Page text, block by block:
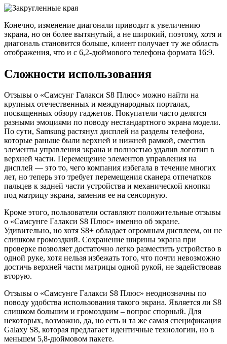
Конечно, изменение диагонали приводит к увеличению
экрана, но он более вытянутый, а не широкий, поэтому, хотя и
диагональ становится больше, клиент получает ту же область
отображения, что и с 6,2-дюймового телефона формата 16:9.
Сложности использования
Отзывы о «Самсунг Галакси S8 Плюс» можно найти на
крупных отечественных и международных порталах,
посвященных обзору гаджетов. Покупатели часто делятся
разными эмоциями по поводу нестандартного экрана модели.
По сути, Samsung растянул дисплей на разделы телефона,
которые раньше были верхней и нижней рамкой, сместив
элементы управления экрана и полностью удалив логотип в
верхней части. Перемещение элементов управления на
дисплей — это то, чего компания избегала в течение многих
лет, но теперь это требует перемещения сканера отпечатков
пальцев к задней части устройства и механической кнопки
под матрицу экрана, заменив ее на сенсорную.
Кроме этого, пользователи оставляют положительные отзывы
о «Самсунге Галакси S8 Плюс» именно об экране.
Удивительно, но хотя S8+ обладает огромным дисплеем, он не
слишком громоздкий. Сохранение ширины экрана при
проверке позволяет достаточно легко разместить устройство в
одной руке, хотя нельзя избежать того, что почти невозможно
достичь верхней части матрицы одной рукой, не задействовав
вторую.
Отзывы о «Самсунге Галакси S8 Плюс» неоднозначны по
поводу удобства использования такого экрана. Является ли S8
слишком большим и громоздким – вопрос спорный. Для
некоторых, возможно, да, но есть и та же самая спецификация
Galaxy S8, которая предлагает идентичные технологии, но в
меньшем 5,8-дюймовом пакете.